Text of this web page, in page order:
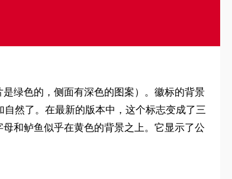
绿色的，侧面有深色的图案）。徽标的背景
然了。在最新的版本中，这个标志变成了三
和鲈鱼似乎在黄色的背景之上。它显示了公